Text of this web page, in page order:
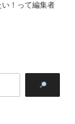
い！って編集者